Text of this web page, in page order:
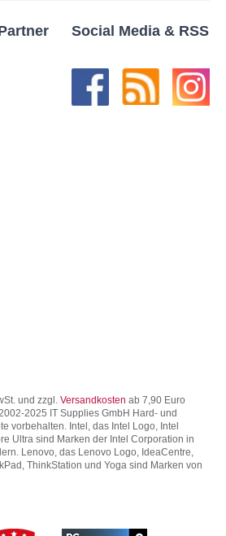
Social Media & RSS
und zzgl. Versandkosten ab 7,90 Euro
2025 IT Supplies GmbH Hard- und
vorbehalten. Intel, das Intel Logo, Intel
Ultra sind Marken der Intel Corporation in
Lenovo, das Lenovo Logo, IdeaCentre,
ThinkStation und Yoga sind Marken von